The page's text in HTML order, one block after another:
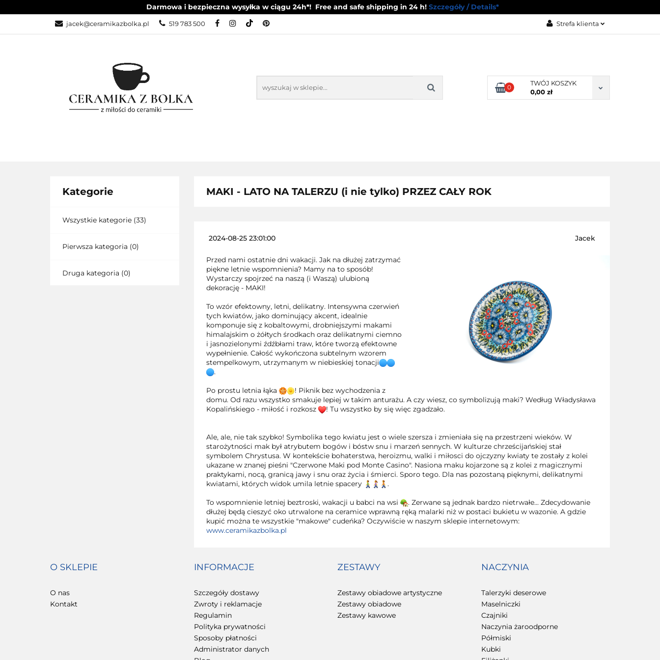
Darmowa i bezpieczna wysyłka w ciągu 24h*! Free and safe shipping in 24 h! Szczegóły / Details*
jacek@ceramikazbolka.pl 519 783 500 Strefa klienta
Dodaj zgłoszenie
Zgody cookies
0
TWÓJ KOSZYK
0,00 zł
ZESTAWY OBIADOWE ARTYSTYCZNE ZESTAWY OBIADOWE
Kategorie
Wszystkie kategorie (33)
Pierwsza kategoria (0)
Druga kategoria (0)
MAKI - LATO NA TALERZU (i nie tylko) PRZEZ CAŁY ROK
2024-08-25 23:01:00 Jacek
Przed nami ostatnie dni wakacji. Jak na dłużej zatrzymać
piękne letnie wspomnienia? Mamy na to sposób!
Wystarczy spojrzeć na naszą (i Waszą) ulubioną
dekorację - MAKI!
To wzór efektowny, letni, delikatny. Intensywna czerwień
tych kwiatów, jako dominujący akcent, idealnie
komponuje się z kobaltowymi, drobniejszymi makami
himalajskim o żółtych środkach oraz delikatnymi ciemno
i jasnozielonymi źdźbłami traw, które tworzą efektowne
wypełnienie. Całość wykończona subtelnym wzorem
stempelkowym, utrzymanym w niebieskiej tonacji
.
Po prostu letnia łąka
! Piknik bez wychodzenia z
domu. Od razu wszystko smakuje lepiej w takim anturażu. A czy wiesz, co symbolizują maki? Według Władysława
Kopalińskiego - miłość i rozkosz
! Tu wszystko by się więc zgadzało.
Ale, ale, nie tak szybko! Symbolika tego kwiatu jest o wiele szersza i zmieniała się na przestrzeni wieków. W
starożytności mak był atrybutem bogów i bóstw snu i marzeń sennych. W kulturze chrześcijańskiej stał
symbolem Chrystusa. W kontekście bohaterstwa, heroizmu, walki i miłosci do ojczyzny kwiaty te zostały z kolei
ukazane w znanej pieśni "Czerwone Maki pod Monte Casino". Nasiona maku kojarzone są z kolei z magicznymi
praktykami, nocą, granicą jawy i snu oraz życia i śmierci. Sporo tego. Dla nas pozostaną pięknymi, delikatnymi
kwiatami, których widok umila letnie spacery
.
To wspomnienie letniej beztroski, wakacji u babci na wsi
. Zerwane są jednak bardzo nietrwałe... Zdecydowanie
dłużej będą cieszyć oko utrwalone na ceramice wprawną ręką malarki niż w postaci bukietu w wazonie. A gdzie
kupić można te wszystkie "makowe" cudeńka? Oczywiście w naszym sklepie internetowym:
www.ceramikazbolka.pl
O SKLEPIE
O nas
Kontakt
INFORMACJE
Szczegóły dostawy
Zwroty i reklamacje
Regulamin
Polityka prywatności
Sposoby płatności
Administrator danych
ZESTAWY
Zestawy obiadowe artystyczne
Zestawy obiadowe
Zestawy kawowe
NACZYNIA
Talerzyki deserowe
Maselniczki
Czajniki
Naczynia żaroodporne
Półmiski
Kubki